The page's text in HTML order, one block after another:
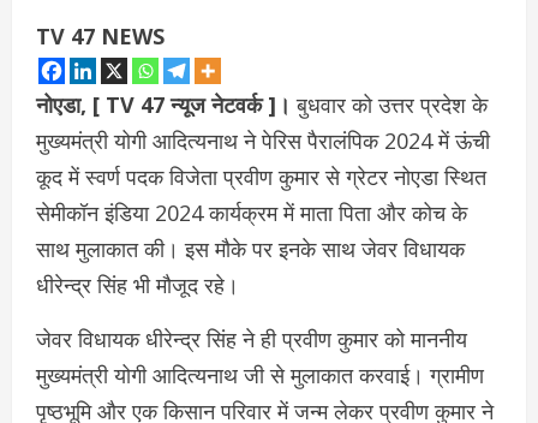
TV 47 NEWS
नोएडा, [ TV 47 न्‍यूज नेटवर्क ]। बुधवार को उत्तर प्रदेश के
मुख्यमंत्री योगी आदित्यनाथ ने पेरिस पैरालंपिक 2024 में ऊंची
कूद में स्वर्ण पदक विजेता प्रवीण कुमार से ग्रेटर नोएडा स्थित
सेमीकॉन इंडिया 2024 कार्यक्रम में माता पिता और कोच के
साथ मुलाकात की। इस मौके पर इनके साथ जेवर विधायक
धीरेन्द्र सिंह भी मौजूद रहे।
जेवर विधायक धीरेन्द्र सिंह ने ही प्रवीण कुमार को माननीय
मुख्यमंत्री योगी आदित्यनाथ जी से मुलाकात करवाई। ग्रामीण
पृष्ठभूमि और एक किसान परिवार में जन्म लेकर प्रवीण कुमार ने